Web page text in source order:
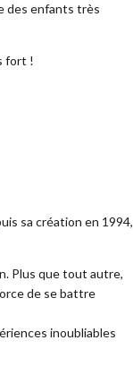
des enfants très
fort !
sa création en 1994,
Plus que tout autre,
de se battre
inoubliables